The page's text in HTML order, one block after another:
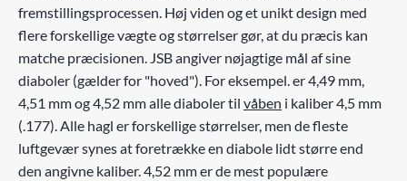
fremstillingsprocessen. Høj viden og et unikt design med
flere forskellige vægte og størrelser gør, at du præcis kan
matche præcisionen. JSB angiver nøjagtige mål af sine
diaboler (gælder for "hoved"). For eksempel. er 4,49 mm,
4,51 mm og 4,52 mm alle diaboler til våben i kaliber 4,5 mm
(.177). Alle hagl er forskellige størrelser, men de fleste
luftgevær synes at foretrække en diabole lidt større end
den angivne kaliber. 4,52 mm er de mest populære